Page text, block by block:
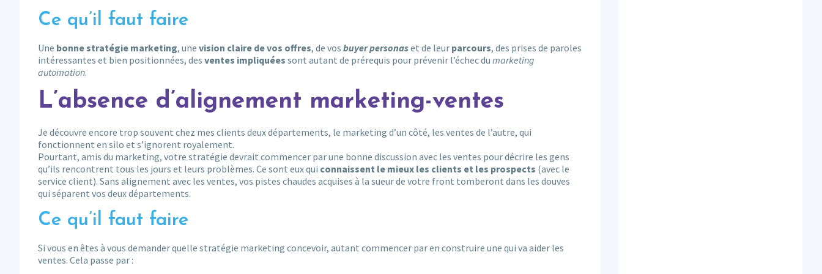
Ce qu’il faut faire
Une bonne stratégie marketing, une vision claire de vos offres, de vos buyer personaset de leur parcours, des prises de paroles
intéressantes et bien positionnées, des ventes impliquées sont autant de prérequis pour prévenir l’échec du marketing
automation.
L’absence d’alignement marketing-ventes
Je découvre encore trop souvent chez mes clients deux départements, le marketing d’un côté, les ventes de l’autre, qui
fonctionnent en silo et s’ignorent royalement.
Pourtant, amis du marketing, votre stratégie devrait commencer par une bonne discussion avec les ventes pour décrire les gens
qu’ils rencontrent tous les jours et leurs problèmes. Ce sont eux qui connaissent le mieux les clients et les prospects (avec le
service client). Sans alignement avec les ventes, vos pistes chaudes acquises à la sueur de votre front tomberont dans les douves
qui séparent vos deux départements.
Ce qu’il faut faire
Si vous en êtes à vous demander quelle stratégie marketing concevoir, autant commencer par en construire une qui va aider les
ventes. Cela passe par :